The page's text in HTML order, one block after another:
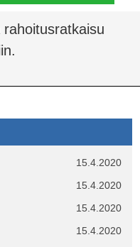
15.4.2020
15.4.2020
15.4.2020
15.4.2020